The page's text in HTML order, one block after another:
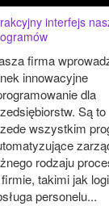
interfejs
firma
innowacyjne
dla
Są to
wszystkim
rodzaju
takimi jak
personelu...